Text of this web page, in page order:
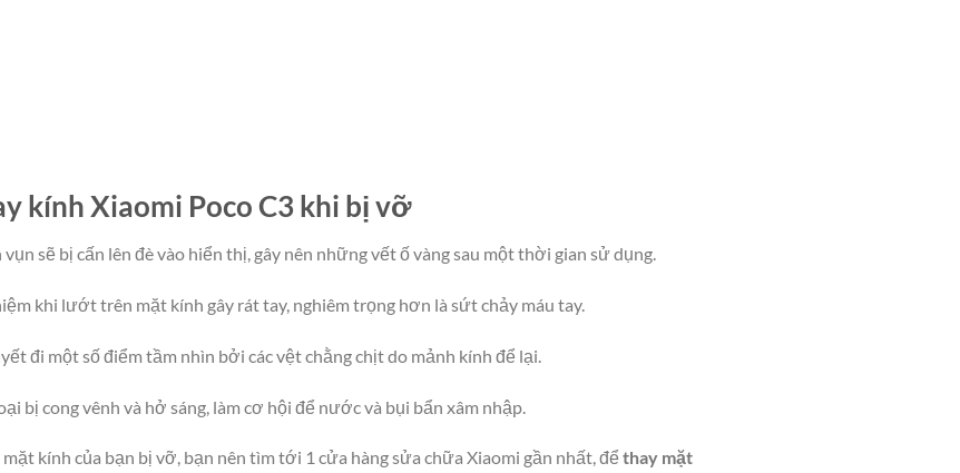
kính Xiaomi Poco C3 khi bị vỡ
sẽ bị cấn lên đè vào hiển thị, gây nên những vết ố vàng sau một thời gian sử dụng.
khi lướt trên mặt kính gây rát tay, nghiêm trọng hơn là sứt chảy máu tay.
đi một số điểm tầm nhìn bởi các vệt chằng chịt do mảnh kính để lại.
bị cong vênh và hở sáng, làm cơ hội để nước và bụi bẩn xâm nhập.
kính của bạn bị vỡ, bạn nên tìm tới 1 cửa hàng sửa chữa Xiaomi gần nhất, để thay mặt